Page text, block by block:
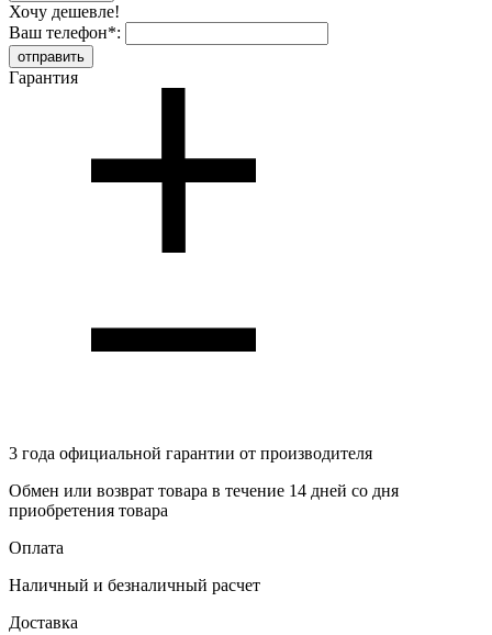
Хочу дешевле!
Ваш телефон*:
Гарантия
3 года официальной гарантии от производителя
Обмен или возврат товара в течение 14 дней со дня
приобретения товара
Оплата
Наличный и безналичный расчет
Доставка